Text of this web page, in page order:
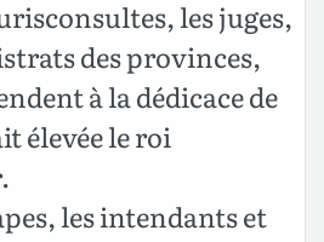
les juges,
des provinces,
à la dédicace de
élevée le roi
les intendants et